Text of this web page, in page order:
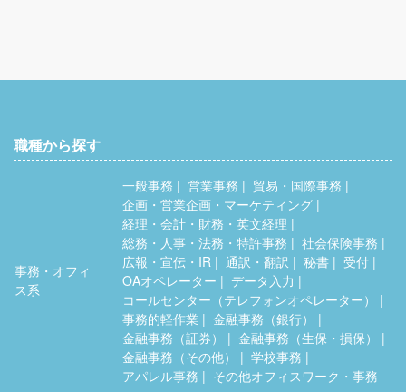
職種から探す
事務・オフィ
ス系
一般事務 営業事務
貿易・国際事務
企画・営業企画・マーケティング
経理・会計・財務・英文経理
総務・人事・法務・特許事務
社会保険事務
広報・宣伝・IR
通訳・翻訳 秘書
受付
OAオペレーター
データ入力
コールセンター（テレフォンオペレーター）
事務的軽作業
金融事務（銀行）
金融事務（証券）
金融事務（生保・損保）
金融事務（その他）
学校事務
アパレル事務
その他オフィスワーク・事務